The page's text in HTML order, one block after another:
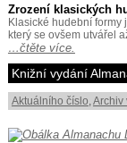
Zrození klasických
Klasické hudební formy
který se ovšem utvářel
…čtěte více.
Knižní vydání
Aktuálního číslo,Archiv